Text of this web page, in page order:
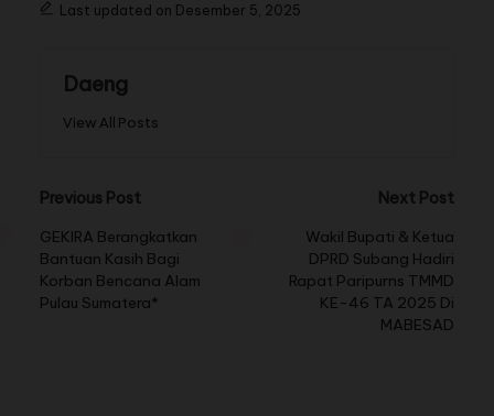
Last updated on Desember 5, 2025
Daeng
View All Posts
Previous Post
GEKIRA Berangkatkan
Bantuan Kasih Bagi
Korban Bencana Alam
Pulau Sumatera*
Next Post
Wakil Bupati & Ketua
DPRD Subang Hadiri
Rapat Paripurns TMMD
KE-46 TA 2025 Di
MABESAD